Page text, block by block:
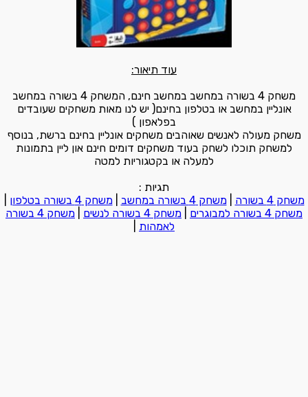
עוד תיאור:
משחק 4 בשורה במחשב במחשב חינם, המשחק 4 בשורה במחשב
אונליין במחשב או בטלפון בחינם( יש לנו מאות משחקים שעובדים
בפלאפון )
משחק מעולה לאנשים שאוהבים משחקים אונליין בחינם ברשת, בנוסף
למשחק תוכלו לשחק בעוד משחקים דומים חינם און ליין בתמונות
למעלה או בקטגוריות למטה
תגיות :
משחק 4 בשורה
|משחק 4 בשורה במחשב |משחק 4 בשורה בטלפון
משחק 4 בשורה למבוגרים
משחק 4 בשורה לנשים
משחק 4 בשורה
לאמהות